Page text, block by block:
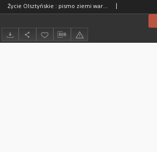
Życie Olsztyńskie : pismo ziemi warmińsko-mazurskiej, 1954, nr 306